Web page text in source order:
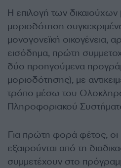
Η επιλογή των δικαιούχων
μοριοδότηση
μονογονεϊκή οικογένεια,
εισόδημα, πρώτη
δύο προηγούμενα
μοριοδότησης), με
τρόπο μέσω του
Πληροφοριακού
Για πρώτη φορά φέτος, οι
εξαιρούνται από τη
συμμετέχουν στο